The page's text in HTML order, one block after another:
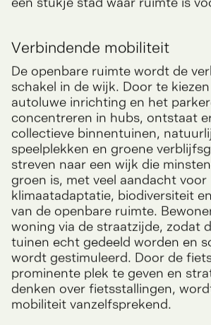
een stukje stad waar ruimte is
Verbindende mobiliteit
De openbare ruimte wordt de
schakel in de wijk. Door te
autoluwe inrichting en het
concentreren in hubs, ontstaat
collectieve binnentuinen,
speelplekken en groene
streven naar een wijk die
groen is, met veel aandacht voor
klimaatadaptatie, biodiversiteit
van de openbare ruimte.
woning via de straatzijde, zodat
tuinen echt gedeeld worden en
wordt gestimuleerd. Door de
prominente plek te geven en
denken over fietsstallingen,
mobiliteit vanzelfsprekend.